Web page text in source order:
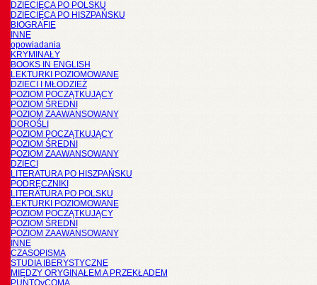
DZIECIĘCA PO POLSKU
DZIECIĘCA PO HISZPAŃSKU
BIOGRAFIE
INNE
opowiadania
KRYMINAŁY
BOOKS IN ENGLISH
LEKTURKI POZIOMOWANE
DZIECI I MŁODZIEŻ
POZIOM POCZĄTKUJĄCY
POZIOM ŚREDNI
POZIOM ZAAWANSOWANY
DOROŚLI
POZIOM POCZĄTKUJĄCY
POZIOM ŚREDNI
POZIOM ZAAWANSOWANY
DZIECI
LITERATURA PO HISZPAŃSKU
PODRĘCZNIKI
LITERATURA PO POLSKU
LEKTURKI POZIOMOWANE
POZIOM POCZĄTKUJĄCY
POZIOM ŚREDNI
POZIOM ZAAWANSOWANY
INNE
CZASOPISMA
STUDIA IBERYSTYCZNE
MIĘDZY ORYGINAŁEM A PRZEKŁADEM
PUNTOyCOMA